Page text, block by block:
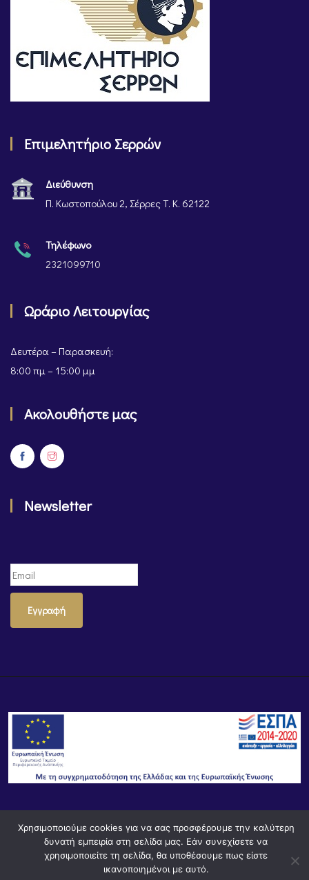
Επιμελητήριο Σερρών
Διεύθυνση
Π. Κωστοπούλου 2, Σέρρες Τ. Κ. 62122
Τηλέφωνο
2321099710
Ωράριο Λειτουργίας
Δευτέρα – Παρασκευή:
8:00 πμ – 15:00 μμ
Ακολουθήστε μας
Newsletter
Εγγραφή
© Powered by Knowledge AE
Χρησιμοποιούμε cookies για να σας προσφέρουμε την καλύτερη
δυνατή εμπειρία στη σελίδα μας. Εάν συνεχίσετε να
χρησιμοποιείτε τη σελίδα, θα υποθέσουμε πως είστε
ικανοποιημένοι με αυτό.